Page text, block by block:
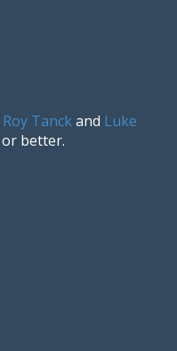
Roy Tanckand Luke
better.